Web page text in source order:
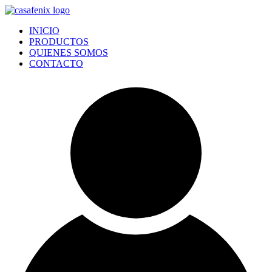
Ir
contenidoINICIO
PRODUCTOS
QUIENES SOMOS
CONTACTO